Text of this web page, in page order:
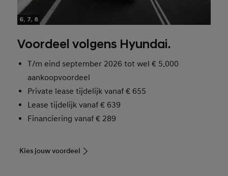
6, 7, 8
Voordeel volgens Hyundai.
T/m eind september 2026 tot wel€ 5.000
aankoopvoordeel
Private lease tijdelijk vanaf € 655
Lease tijdelijk vanaf € 639
Financiering vanaf € 289
Kies jouw voordeel